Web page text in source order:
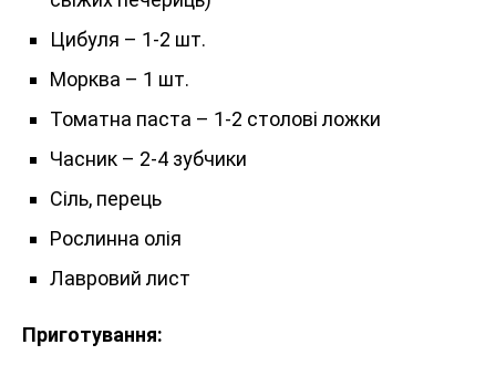
Цибуля – 1-2 шт.
Морква – 1 шт.
Томатна паста – 1-2 столові ложки
Часник – 2-4 зубчики
Сіль, перець
Рослинна олія
Лавровий лист
Приготування: